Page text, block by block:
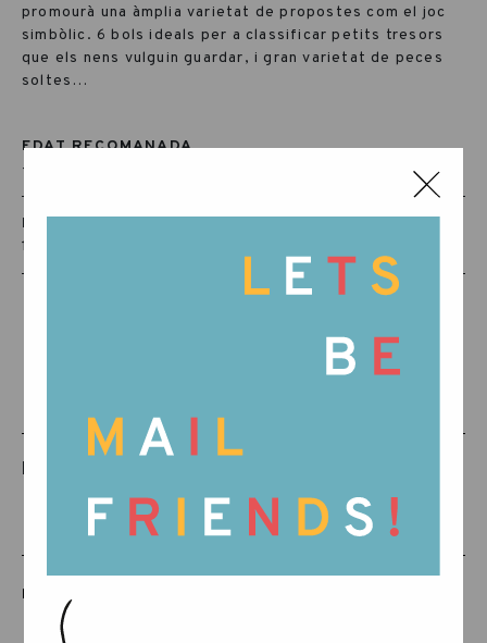
promourà una àmplia varietat de propostes com el joc
simbòlic. 6 bols ideals per a classificar petits tresors
que els nens vulguin guardar, i gran varietat de peces
soltes…
EDAT RECOMANADA
+36 MESOS
RÈF:
15-106
PRODUCTES RELACIONATS
LUCKY LUCKY CUARTA EDICIÓ